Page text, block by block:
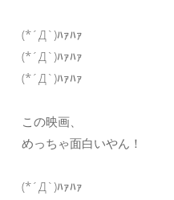
(*´Д`)ﾊｧﾊｧ
(*´Д`)ﾊｧﾊｧ
(*´Д`)ﾊｧﾊｧ
この映画、
めっちゃ面白いやん！
(*´Д`)ﾊｧﾊｧ